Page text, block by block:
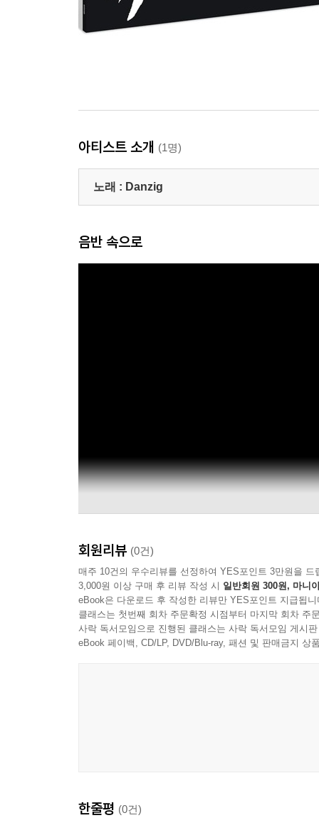
아티스트 소개 (1명)
노래 : Danzig
음반 속으로
회원리뷰 (0건)
매주 10건의 우수리뷰를 선정하여 YES포인트 3만원을 드
3,000원 이상 구매 후 리뷰 작성 시 일반회원 300원, 마니
eBook은 다운로드 후 작성한 리뷰만 YES포인트 지급됩니
클래스는 첫번째 회차 주문확정 시점부터 마지막 회차 주
사락 독서모임으로 진행된 클래스는 사락 독서모임 게시
eBook 페이백, CD/LP, DVD/Blu-ray, 패션 및 판매금지 상
한줄평 (0건)